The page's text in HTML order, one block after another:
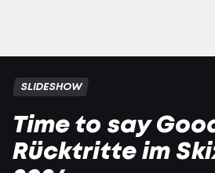
SLIDESHOW
Time to say
Rücktritte im